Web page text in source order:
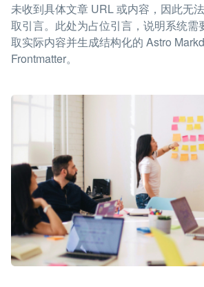
未收到具体文章 URL 或内容，因此无
取引言。此处为占位引言，说明系统需
取实际内容并生成结构化的 Astro
Frontmatter。